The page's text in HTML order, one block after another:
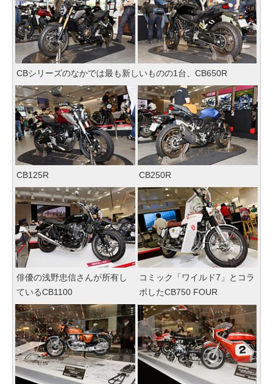
CBシリーズのなかでは最も新しいものの1台、CB650R
CB125R CB250R
俳優の浅野忠信さんが所有し
ているCB1100
コミック「ワイルド7」とコラ
ボしたCB750 FOUR